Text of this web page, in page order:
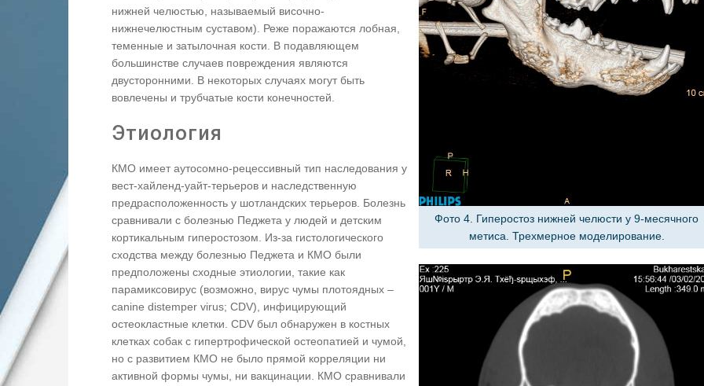
нижней челюстью, называемый височно-
нижнечелюстным суставом). Реже поражаются лобная,
теменные и затылочная кости. В подавляющем
большинстве случаев повреждения являются
двусторонними. В некоторых случаях могут быть
вовлечены и трубчатые кости конечностей.
Этиология
КМО имеет аутосомно-рецессивный тип наследования у
вест-хайленд-уайт-терьеров и наследственную
предрасположенность у шотландских терьеров. Болезнь
сравнивали с болезнью Педжета у людей и детским
кортикальным гиперостозом. Из-за гистологического
сходства между болезнью Педжета и КМО были
предположены сходные этиологии, такие как
парамиксовирус (возможно, вирус чумы плотоядных –
canine distemper virus; CDV), инфицирующий
остеокластные клетки. CDV был обнаружен в костных
клетках собак с гипертрофической остеопатией и чумой,
но с развитием КМО не было прямой корреляции ни
активной формы чумы, ни вакцинации. КМО сравнивали
Фото 4. Гиперостоз нижней челюсти у 9-месячного
метиса. Трехмерное моделирование.